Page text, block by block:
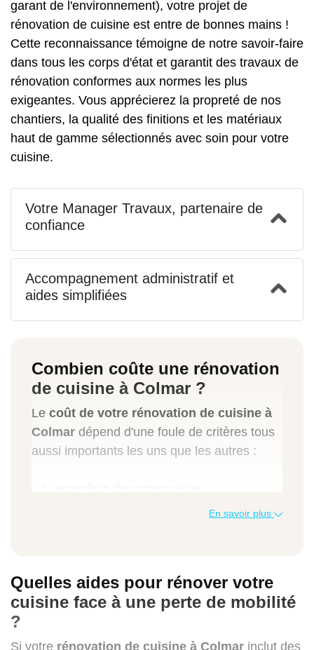
garant de l'environnement), votre projet de
rénovation de cuisine est entre de bonnes mains !
Cette reconnaissance témoigne de notre savoir-faire
dans tous les corps d'état et garantit des travaux de
rénovation conformes aux normes les plus
exigeantes. Vous apprécierez la propreté de nos
chantiers, la qualité des finitions et les matériaux
haut de gamme sélectionnés avec soin pour votre
cuisine.
Votre Manager Travaux, partenaire de
confiance
Accompagnement administratif et
aides simplifiées
Combien coûte une rénovation
de cuisine à Colmar ?
Le coût de votre rénovation de cuisine à
Colmar dépend d'une foule de critères tous
aussi importants les uns que les autres :
moderne ou plutôt chaleureuse et
traditionnelle, chaque détail compte pour
obtenir rapidement une idée claire des
En savoir plus
Quelles aides pour rénover votre
cuisine face à une perte de mobilité
?
Si votre rénovation de cuisine à Colmar inclut des